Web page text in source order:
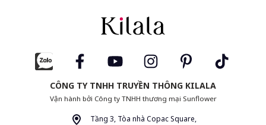
CÔNG TY TNHH TRUYỀN THÔNG KILALA
Vận hành bởi Công ty TNHH thương mại Sunflower
Tầng 3, Tòa nhà Copac Square,